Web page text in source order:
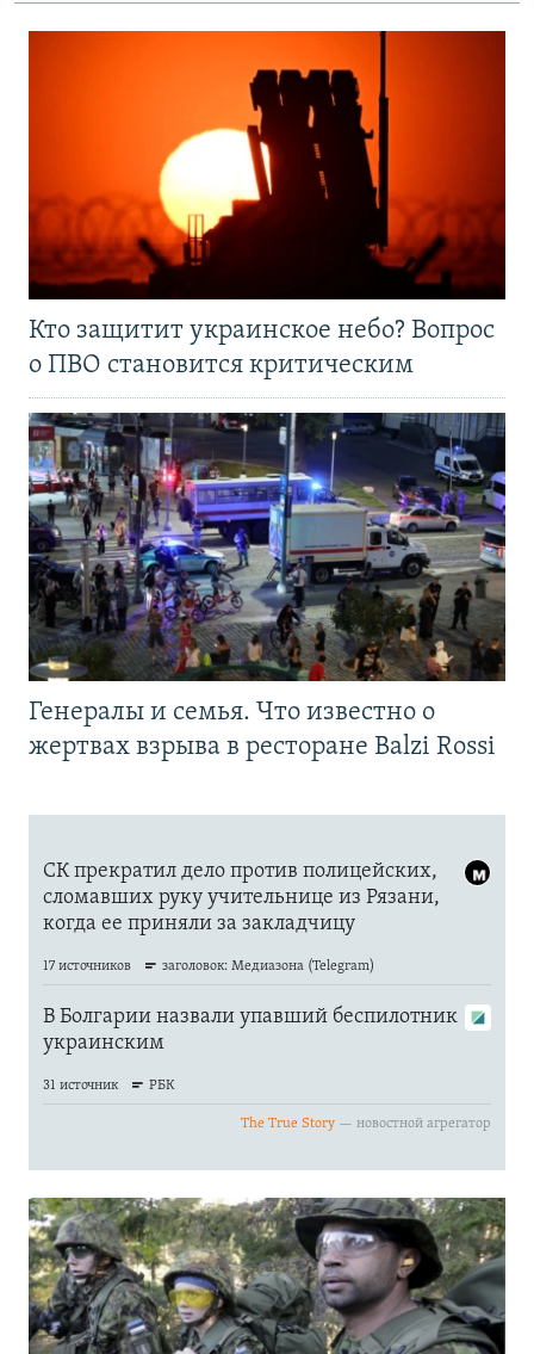
Кто защитит украинское небо? Вопрос
о ПВО становится критическим
Генералы и семья. Что известно о
жертвах взрыва в ресторане Balzi Rossi